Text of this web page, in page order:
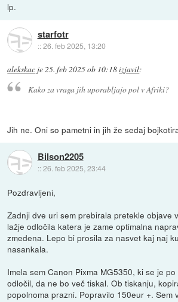
lp.
starfotr
::26. feb 2025, 13:20
alekskac je25. feb 2025 ob 10:18izjavil:
Kako za vraga jih uporabljajo pol v Afriki?
Jih ne. Oni so pametni in jih že sedaj
Bilson2205
::26. feb 2025, 23:44
Pozdravljeni,
Zadnji dve uri sem prebirala pretekle objave
lažje odločila katera je zame optimalna
zmedena. Lepo bi prosila za nasvet kaj naj
nasankala.
Imela sem Canon Pixma MG5350, ki se je
odločil, da ne bo več tiskal. Ob tiskanju,
popolnoma prazni. Popravilo 150eur +. Sem